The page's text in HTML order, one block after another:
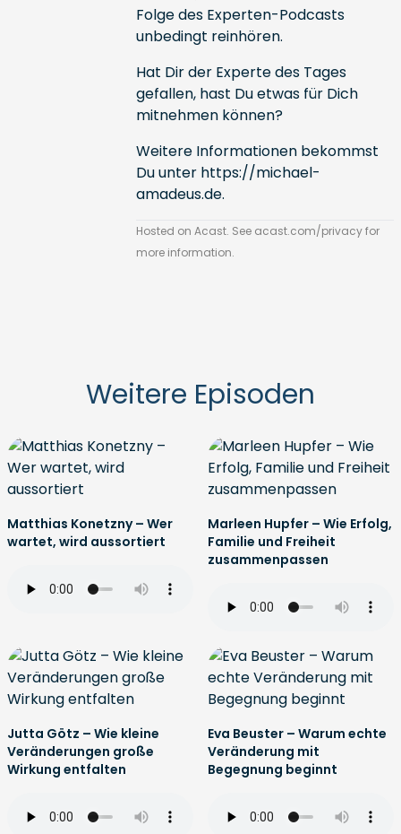
Folge des Experten-Podcasts
unbedingt reinhören.
Hat Dir der Experte des Tages
gefallen, hast Du etwas für Dich
mitnehmen können?
Weitere Informationen bekommst
Du unter https://michael-
amadeus.de.
Hosted on Acast. See acast.com/privacyfor
more information.
Weitere Episoden
Matthias Konetzny – Wer
wartet, wird aussortiert
Marleen Hupfer – Wie Erfolg,
Familie und Freiheit
zusammenpassen
Jutta Götz – Wie kleine
Veränderungen große
Wirkung entfalten
Eva Beuster – Warum echte
Veränderung mit
Begegnung beginnt